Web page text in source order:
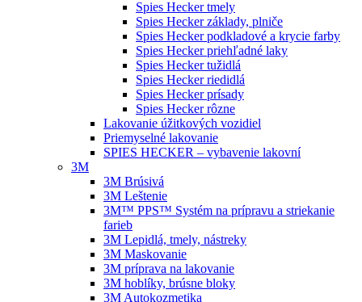
Spies Hecker tmely
Spies Hecker základy, plniče
Spies Hecker podkladové a krycie farby
Spies Hecker priehľadné laky
Spies Hecker tužidlá
Spies Hecker riedidlá
Spies Hecker prísady
Spies Hecker rôzne
Lakovanie úžitkových vozidiel
Priemyselné lakovanie
SPIES HECKER – vybavenie lakovní
3M
3M Brúsivá
3M Leštenie
3M™ PPS™ Systém na prípravu a striekanie
farieb
3M Lepidlá, tmely, nástreky
3M Maskovanie
3M príprava na lakovanie
3M hoblíky, brúsne bloky
3M Autokozmetika